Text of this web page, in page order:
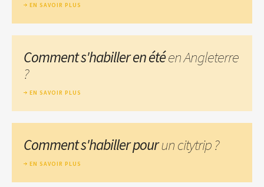
EN SAVOIR PLUS
Comment s'habiller en étéen Angleterre
?
EN SAVOIR PLUS
Comment s'habiller pourun citytrip ?
EN SAVOIR PLUS